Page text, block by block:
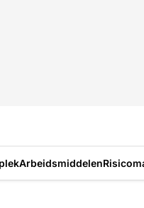
Arbeidsmiddelen